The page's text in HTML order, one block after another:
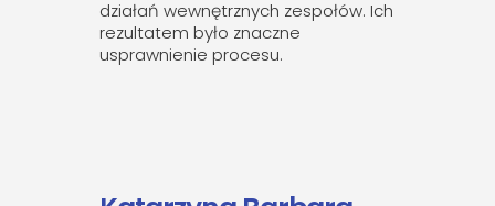
działań wewnętrznych zespołów. Ich
rezultatem było znaczne
usprawnienie procesu.